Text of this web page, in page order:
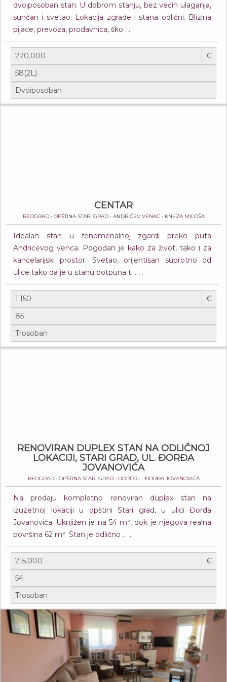
dvoiposoban stan. U dobrom stanju, bez većih ulaganja,
sunčan i svetao. Lokacija zgrade i stana odlični. Blizina
pijace, prevoza, prodavnica, ško . . .
€
CENTAR
BEOGRAD • OPŠTINA STARI GRAD • ANDRIĆEV VENAC • KNEZA MILOŠA
Idealan stan u fenomenalnoj zgardi preko puta
Andrićevog venca. Pogodan je kako za život, tako i za
kancelarijski prostor. Svetao, orijentisan suprotno od
ulice tako da je u stanu potpuna ti . . .
€
RENOVIRAN DUPLEX STAN NA ODLIČNOJ
LOKACIJI, STARI GRAD, UL. ĐORĐA
JOVANOVIĆA
BEOGRAD • OPŠTINA STARI GRAD • DORĆOL • ĐORĐA JOVANOVIĆA
Na prodaju kompletno renoviran duplex stan na
izuzetnoj lokaciji u opštini Stari grad, u ulici Đorđa
Jovanovića. Uknjižen je na 54 m², dok je njegova realna
površina 62 m². Stan je odlično . . .
€